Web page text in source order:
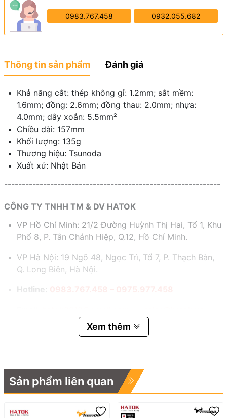
0983.767.458 0932.055.682
Thông tin sản phẩm Đánh giá
Khả năng cắt: thép không gỉ: 1.2mm; sắt mềm:
1.6mm; đồng: 2.6mm; đồng thau: 2.0mm; nhựa:
4.0mm; dây xoắn: 5.5mm²
Chiều dài: 157mm
Khối lượng: 135g
Thương hiệu: Tsunoda
Xuất xứ: Nhật Bản
-------------------------------------------------------------
CÔNG TY TNHH TM & DV HATOK
VP Hồ Chí Minh: 21/2 Đường Huỳnh Thị Hai, Tổ 1, Khu
Phố 8, P. Tân Chánh Hiệp, Q.12, Hồ Chí Minh.
VP Hà Nội: 19 Ngõ 48, Ngọc Trì, Tổ 7, P. Thạch Bàn,
Q. Long Biên, Hà Nội.
Hotline:
Xem thêm
Sản phẩm liên quan